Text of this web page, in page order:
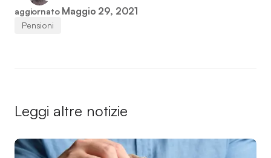
aggiornato Maggio 29, 2021
Pensioni
Leggi altre notizie